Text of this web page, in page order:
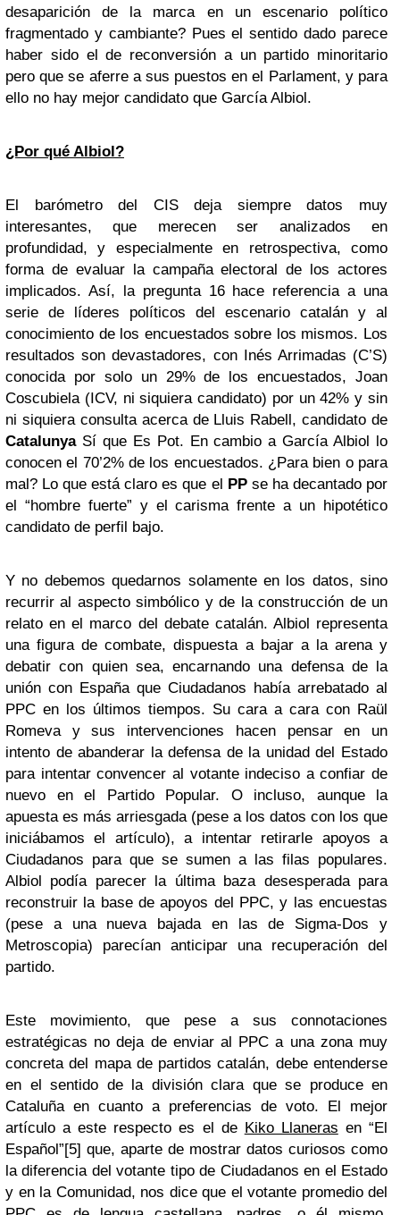
desaparición de la marca en un escenario político
fragmentado y cambiante? Pues el sentido dado parece
haber sido el de reconversión a un partido minoritario
pero que se aferre a sus puestos en el Parlament, y para
ello no hay mejor candidato que García Albiol.
¿Por qué Albiol?
El barómetro del CIS deja siempre datos muy
interesantes, que merecen ser analizados en
profundidad, y especialmente en retrospectiva, como
forma de evaluar la campaña electoral de los actores
implicados. Así, la pregunta 16 hace referencia a una
serie de líderes políticos del escenario catalán y al
conocimiento de los encuestados sobre los mismos. Los
resultados son devastadores, con Inés Arrimadas (C’S)
conocida por solo un 29% de los encuestados, Joan
Coscubiela (ICV, ni siquiera candidato) por un 42% y sin
ni siquiera consulta acerca de Lluis Rabell, candidato de
CatalunyaSí que Es Pot. En cambio a García Albiol lo
conocen el 70’2% de los encuestados. ¿Para bien o para
mal? Lo que está claro es que el PPse ha decantado por
el “hombre fuerte” y el carisma frente a un hipotético
candidato de perfil bajo.
Y no debemos quedarnos solamente en los datos, sino
recurrir al aspecto simbólico y de la construcción de un
relato en el marco del debate catalán. Albiol representa
una figura de combate, dispuesta a bajar a la arena y
debatir con quien sea, encarnando una defensa de la
unión con España que Ciudadanos había arrebatado al
PPC en los últimos tiempos. Su cara a cara con Raül
Romeva y sus intervenciones hacen pensar en un
intento de abanderar la defensa de la unidad del Estado
para intentar convencer al votante indeciso a confiar de
nuevo en el Partido Popular. O incluso, aunque la
apuesta es más arriesgada (pese a los datos con los que
iniciábamos el artículo), a intentar retirarle apoyos a
Ciudadanos para que se sumen a las filas populares.
Albiol podía parecer la última baza desesperada para
reconstruir la base de apoyos del PPC, y las encuestas
(pese a una nueva bajada en las de Sigma-Dos y
Metroscopia) parecían anticipar una recuperación del
partido.
Este movimiento, que pese a sus connotaciones
estratégicas no deja de enviar al PPC a una zona muy
concreta del mapa de partidos catalán, debe entenderse
en el sentido de la división clara que se produce en
Cataluña en cuanto a preferencias de voto. El mejor
artículo a este respecto es el de Kiko Llaneras en “El
Español”[5] que, aparte de mostrar datos curiosos como
la diferencia del votante tipo de Ciudadanos en el Estado
y en la Comunidad, nos dice que el votante promedio del